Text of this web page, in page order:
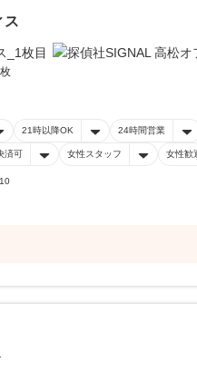
ス
21時以降OK 24時間営業
済可 女性スタッフ 女性歓